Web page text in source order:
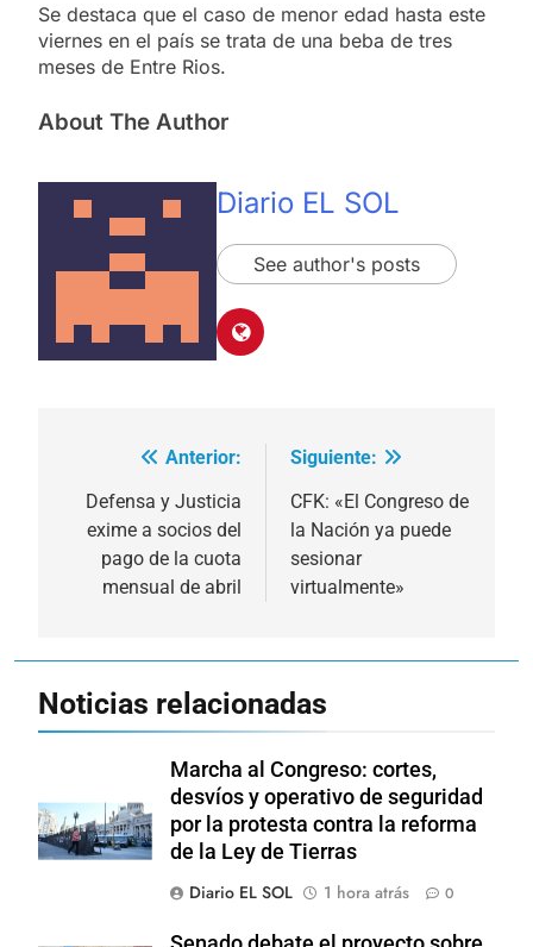
Se destaca que el caso de menor edad hasta este
viernes en el país se trata de una beba de tres
meses de Entre Rios.
About The Author
Diario EL SOL
See author's posts
Navegación
de
entradas
Anterior:
Defensa y Justicia
exime a socios del
pago de la cuota
mensual de abril
Siguiente:
CFK: «El Congreso de
la Nación ya puede
sesionar
virtualmente»
Noticias relacionadas
Marcha al Congreso: cortes,
desvíos y operativo de seguridad
por la protesta contra la reforma
de la Ley de Tierras
Diario EL SOL
1 hora atrás 0